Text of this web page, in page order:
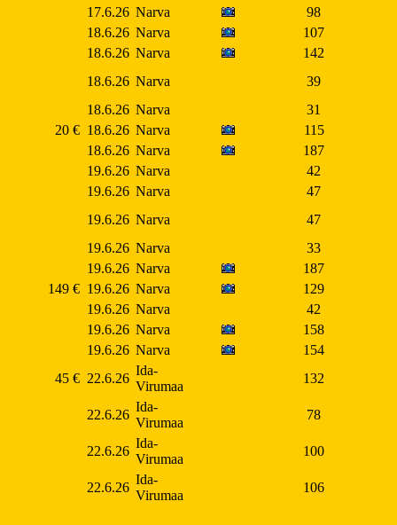
17.6.26 Narva
98
18.6.26 Narva
107
18.6.26 Narva
142
18.6.26 Narva
39
18.6.26 Narva
31
20 € 18.6.26 Narva
115
18.6.26 Narva
187
19.6.26 Narva
42
19.6.26 Narva
47
19.6.26 Narva
47
19.6.26 Narva
33
19.6.26 Narva
187
149 € 19.6.26 Narva
129
19.6.26 Narva
42
19.6.26 Narva
158
19.6.26 Narva
154
45 € 22.6.26
Ida-
Virumaa
132
22.6.26
Ida-
Virumaa
78
22.6.26
Ida-
Virumaa
100
22.6.26
Ida-
Virumaa
106